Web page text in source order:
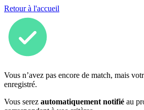
Retour à l'accueil
Vous n’avez pas encore de match, mais
enregistré.
Vous serez automatiquement notifié au